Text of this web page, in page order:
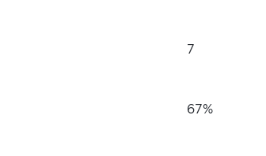
7
67%